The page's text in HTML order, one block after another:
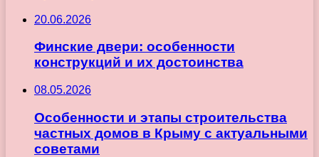
20.06.2026
Финские двери: особенности
конструкций и их достоинства
08.05.2026
Особенности и этапы строительства
частных домов в Крыму с актуальными
советами